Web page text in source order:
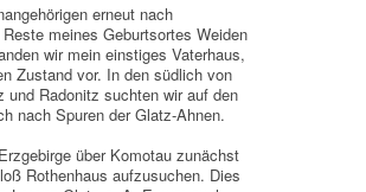
erneut nach
meines Geburtsortes Weiden
wir mein einstiges Vaterhaus,
Zustand vor. In den südlich von
und Radonitz suchten wir auf den
nach Spuren der Glatz-Ahnen.
über Komotau zunächst
Rothenhaus aufzusuchen. Dies